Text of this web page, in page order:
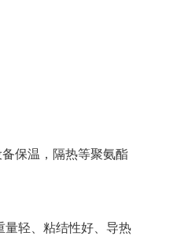
保温，隔热等聚氨酯
量轻、粘结性好、导热